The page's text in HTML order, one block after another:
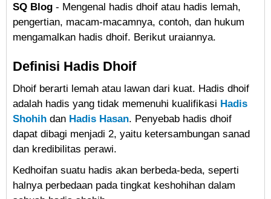
SQ Blog - Mengenal hadis dhoif atau hadis lemah,
pengertian, macam-macamnya, contoh, dan hukum
mengamalkan hadis dhoif. Berikut uraiannya.
Definisi Hadis Dhoif
Dhoif berarti lemah atau lawan dari kuat. Hadis dhoif
adalah hadis yang tidak memenuhi kualifikasi Hadis
Shohih dan Hadis Hasan. Penyebab hadis dhoif
dapat dibagi menjadi 2, yaitu ketersambungan sanad
dan kredibilitas perawi.
Kedhoifan suatu hadis akan berbeda-beda, seperti
halnya perbedaan pada tingkat keshohihan dalam